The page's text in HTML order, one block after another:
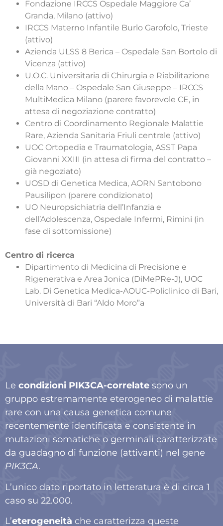
Fondazione IRCCS Ospedale Maggiore Ca’
Granda, Milano (attivo)
IRCCS Materno Infantile Burlo Garofolo, Trieste
(attivo)
Azienda ULSS 8 Berica – Ospedale San Bortolo di
Vicenza (attivo)
U.O.C. Universitaria di Chirurgia e Riabilitazione
della Mano – Ospedale San Giuseppe – IRCCS
MultiMedica Milano (parere favorevole CE, in
attesa di negoziazione contratto)
Centro di Coordinamento Regionale Malattie
Rare, Azienda Sanitaria Friuli centrale (attivo)
UOC Ortopedia e Traumatologia, ASST Papa
Giovanni XXIII (in attesa di firma del contratto –
già negoziato)
UOSD di Genetica Medica, AORN Santobono
Pausilipon (parere condizionato)
UO Neuropsichiatria dell’Infanzia e
dell’Adolescenza, Ospedale Infermi, Rimini (in
fase di sottomissione)
Centro di ricerca
Dipartimento di Medicina di Precisione e
Rigenerativa e Area Jonica (DiMePRe-J), UOC
Lab. Di Genetica Medica-AOUC-Policlinico di Bari,
Università di Bari “Aldo Moro”a
Le condizioni PIK3CA-correlate sono un
gruppo estremamente eterogeneo di malattie
rare con una causa genetica comune
recentemente identificata e consistente in
mutazioni somatiche o germinali caratterizzate
da guadagno di funzione (attivanti) nel gene
PIK3CA.
L’unico dato riportato in letteratura è di circa 1
caso su 22.000.
L’eterogeneità che caratterizza queste